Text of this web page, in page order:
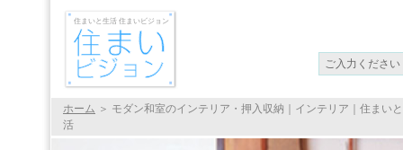
住まいと生活 住まいビジョン
ホーム ＞ モダン和室のインテリア・押入収納｜インテリア｜住まい
活